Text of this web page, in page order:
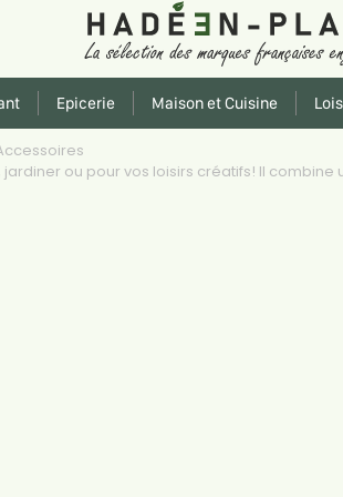
Epicerie Maison et Cuisine
ou pour vos loisirs créatifs! Il